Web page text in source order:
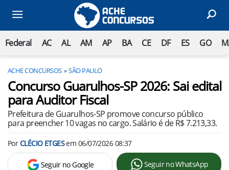
Federal AC AL AM AP BA CE DF ES GO
ACHE CONCURSOS SÃO PAULO
Concurso Guarulhos-SP 2026: Sai edital
para Auditor Fiscal
Prefeitura de Guarulhos-SP promove concurso público
para preencher 10 vagas no cargo. Salário é de R$ 7.213,33.
PorCLÉCIO ETGESem 06/07/2026 08:37
Seguir no Google Seguir no WhatsApp